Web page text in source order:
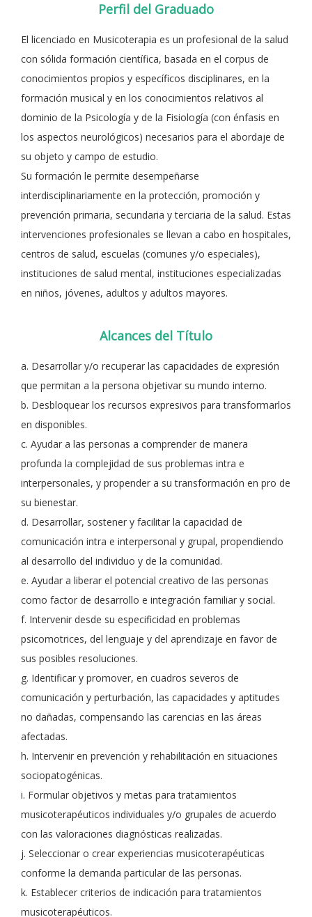
Perfil del Graduado
El licenciado en Musicoterapia es un profesional de la salud
con sólida formación científica, basada en el corpus de
conocimientos propios y específicos disciplinares, en la
formación musical y en los conocimientos relativos al
dominio de la Psicología y de la Fisiología (con énfasis en
los aspectos neurológicos) necesarios para el abordaje de
su objeto y campo de estudio.
Su formación le permite desempeñarse
interdisciplinariamente en la protección, promoción y
prevención primaria, secundaria y terciaria de la salud. Estas
intervenciones profesionales se llevan a cabo en hospitales,
centros de salud, escuelas (comunes y/o especiales),
instituciones de salud mental, instituciones especializadas
en niños, jóvenes, adultos y adultos mayores.
Alcances del Título
a. Desarrollar y/o recuperar las capacidades de expresión
que permitan a la persona objetivar su mundo interno.
b. Desbloquear los recursos expresivos para transformarlos
en disponibles.
c. Ayudar a las personas a comprender de manera
profunda la complejidad de sus problemas intra e
interpersonales, y propender a su transformación en pro de
su bienestar.
d. Desarrollar, sostener y facilitar la capacidad de
comunicación intra e interpersonal y grupal, propendiendo
al desarrollo del individuo y de la comunidad.
e. Ayudar a liberar el potencial creativo de las personas
como factor de desarrollo e integración familiar y social.
f. Intervenir desde su especificidad en problemas
psicomotrices, del lenguaje y del aprendizaje en favor de
sus posibles resoluciones.
g. Identificar y promover, en cuadros severos de
comunicación y perturbación, las capacidades y aptitudes
no dañadas, compensando las carencias en las áreas
afectadas.
h. Intervenir en prevención y rehabilitación en situaciones
sociopatogénicas.
i. Formular objetivos y metas para tratamientos
musicoterapéuticos individuales y/o grupales de acuerdo
con las valoraciones diagnósticas realizadas.
j. Seleccionar o crear experiencias musicoterapéuticas
conforme la demanda particular de las personas.
k. Establecer criterios de indicación para tratamientos
musicoterapéuticos.